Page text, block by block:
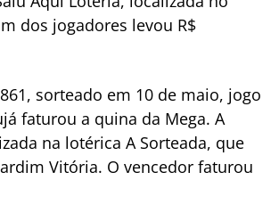
dos jogadores levou R$
sorteado em 10 de maio, jogo
faturou a quina da Mega. A
na lotérica A Sorteada, que
Vitória. O vencedor faturou